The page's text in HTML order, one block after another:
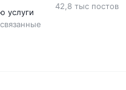
услуги
42,8 тыс постов